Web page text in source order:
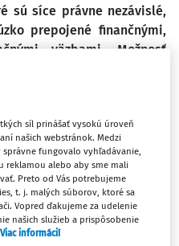
sú síce právne nezávislé,
prepojené finančnými,
väzbami. Možnosť
zdaniteľné osoby je
dani z pridanej hodnoty
na účely DPH je to, že dodávky
skupiny sa nepovažujú za
daňou z pridanej hodnoty.
síl prinášať vysokú úroveň
našich webstránok. Medzi
fungovalo vyhľadávanie,
reklamou alebo aby sme mali
Preto od Vás potrebujeme
t. j. malých súborov, ktoré sa
Vopred ďakujeme za udelenie
našich služieb a prispôsobenie
Viac informácií